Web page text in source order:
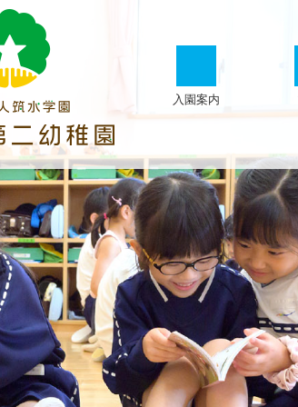
会
|
学
校
法
人
筑
水
入園案内